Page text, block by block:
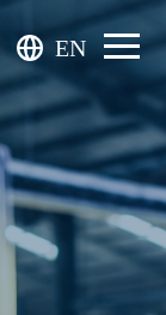
EN